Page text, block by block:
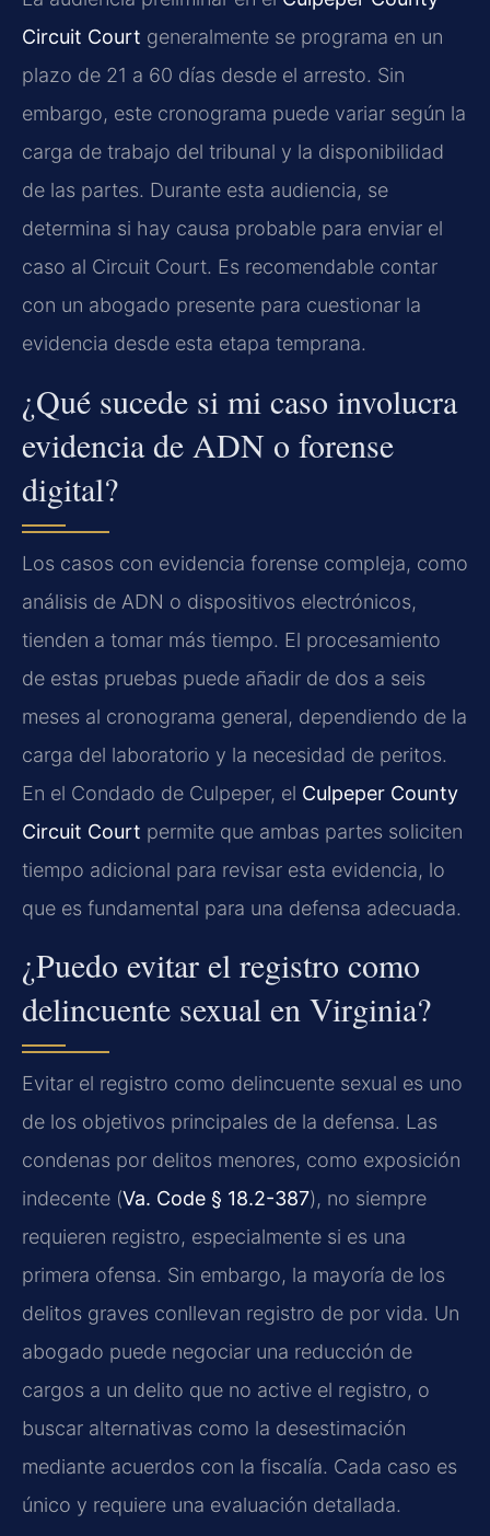
Circuit Court generalmente se programa en un
plazo de 21 a 60 días desde el arresto. Sin
embargo, este cronograma puede variar según la
carga de trabajo del tribunal y la disponibilidad
de las partes. Durante esta audiencia, se
determina si hay causa probable para enviar el
caso al Circuit Court. Es recomendable contar
con un abogado presente para cuestionar la
evidencia desde esta etapa temprana.
¿Qué sucede si mi caso involucra
evidencia de ADN o forense
digital?
Los casos con evidencia forense compleja, como
análisis de ADN o dispositivos electrónicos,
tienden a tomar más tiempo. El procesamiento
de estas pruebas puede añadir de dos a seis
meses al cronograma general, dependiendo de la
carga del laboratorio y la necesidad de peritos.
En el Condado de Culpeper, el Culpeper County
Circuit Court permite que ambas partes soliciten
tiempo adicional para revisar esta evidencia, lo
que es fundamental para una defensa adecuada.
¿Puedo evitar el registro como
delincuente sexual en Virginia?
Evitar el registro como delincuente sexual es uno
de los objetivos principales de la defensa. Las
condenas por delitos menores, como exposición
indecente (Va. Code § 18.2-387), no siempre
requieren registro, especialmente si es una
primera ofensa. Sin embargo, la mayoría de los
delitos graves conllevan registro de por vida. Un
abogado puede negociar una reducción de
cargos a un delito que no active el registro, o
buscar alternativas como la desestimación
mediante acuerdos con la fiscalía. Cada caso es
único y requiere una evaluación detallada.